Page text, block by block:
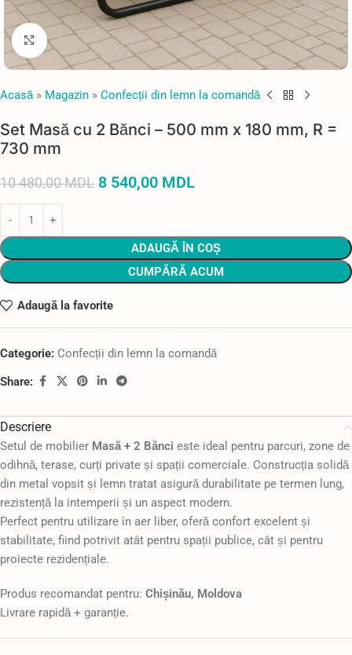
Faceți click pentru a mări
Acasă» Magazin » Confecții din lemn la comandă
Set Masă cu 2 Bănci – 500 mm x 180 mm, R =
730 mm
10 480,00MDL 8 540,00 MDL
ADAUGĂ ÎN COȘ
CUMPĂRĂ ACUM
Adaugă la favorite
Categorie: Confecții din lemn la comandă
Share:
Descriere
Setul de mobilier Masă + 2 Bănci este ideal pentru parcuri, zone de
odihnă, terase, curți private și spații comerciale. Construcția solidă
din metal vopsit și lemn tratat asigură durabilitate pe termen lung,
rezistență la intemperii și un aspect modern.
Perfect pentru utilizare în aer liber, oferă confort excelent și
stabilitate, fiind potrivit atât pentru spații publice, cât și pentru
proiecte rezidențiale.
Produs recomandat pentru: Chișinău, Moldova
Livrare rapidă + garanție.